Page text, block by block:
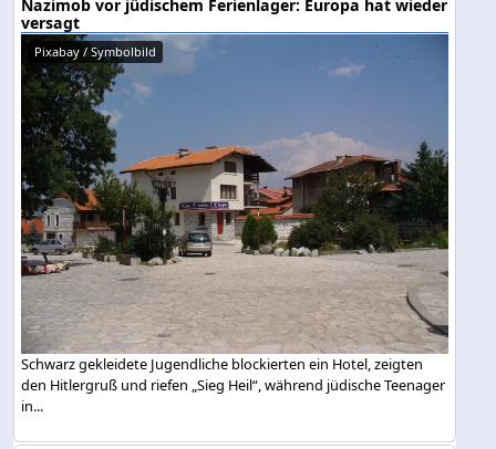
Nazimob vor jüdischem Ferienlager: Europa hat wieder
versagt
Pixabay / Symbolbild
Schwarz gekleidete Jugendliche blockierten ein Hotel, zeigten
den Hitlergruß und riefen „Sieg Heil“, während jüdische Teenager
in...